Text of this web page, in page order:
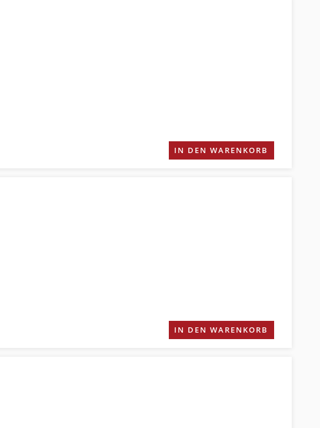
IN DEN WARENKORB
IN DEN WARENKORB